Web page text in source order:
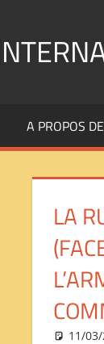
A PROPOS
LA
11/